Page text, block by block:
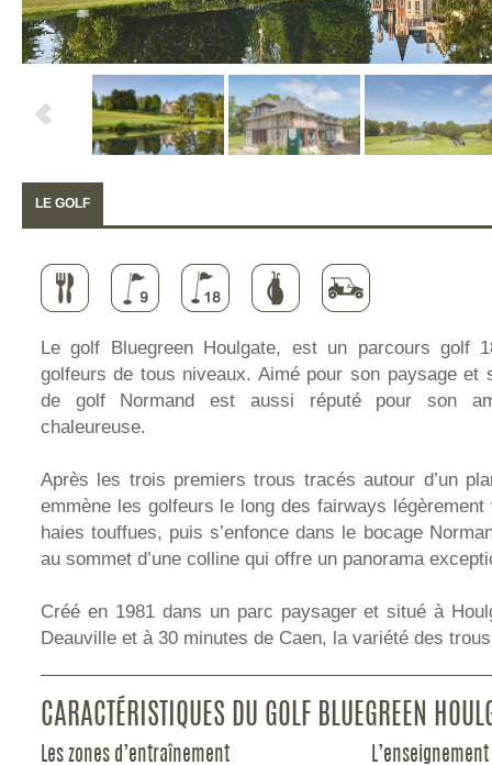
LE GOLF
Le golf Bluegreen Houlgate, est un parcours golf
golfeurs de tous niveaux. Aimé pour son paysage et
de golf Normand est aussi réputé pour son
chaleureuse.
Après les trois premiers trous tracés autour d’un
emmène les golfeurs le long des fairways
haies touffues, puis s’enfonce dans le bocage
au sommet d’une colline qui offre un panorama
Créé en 1981 dans un parc paysager et situé à
Deauville et à 30 minutes de Caen, la variété des
CARACTÉRISTIQUES DU GOLF BLUEGREEN
Les zones d’entraînement L’enseignement